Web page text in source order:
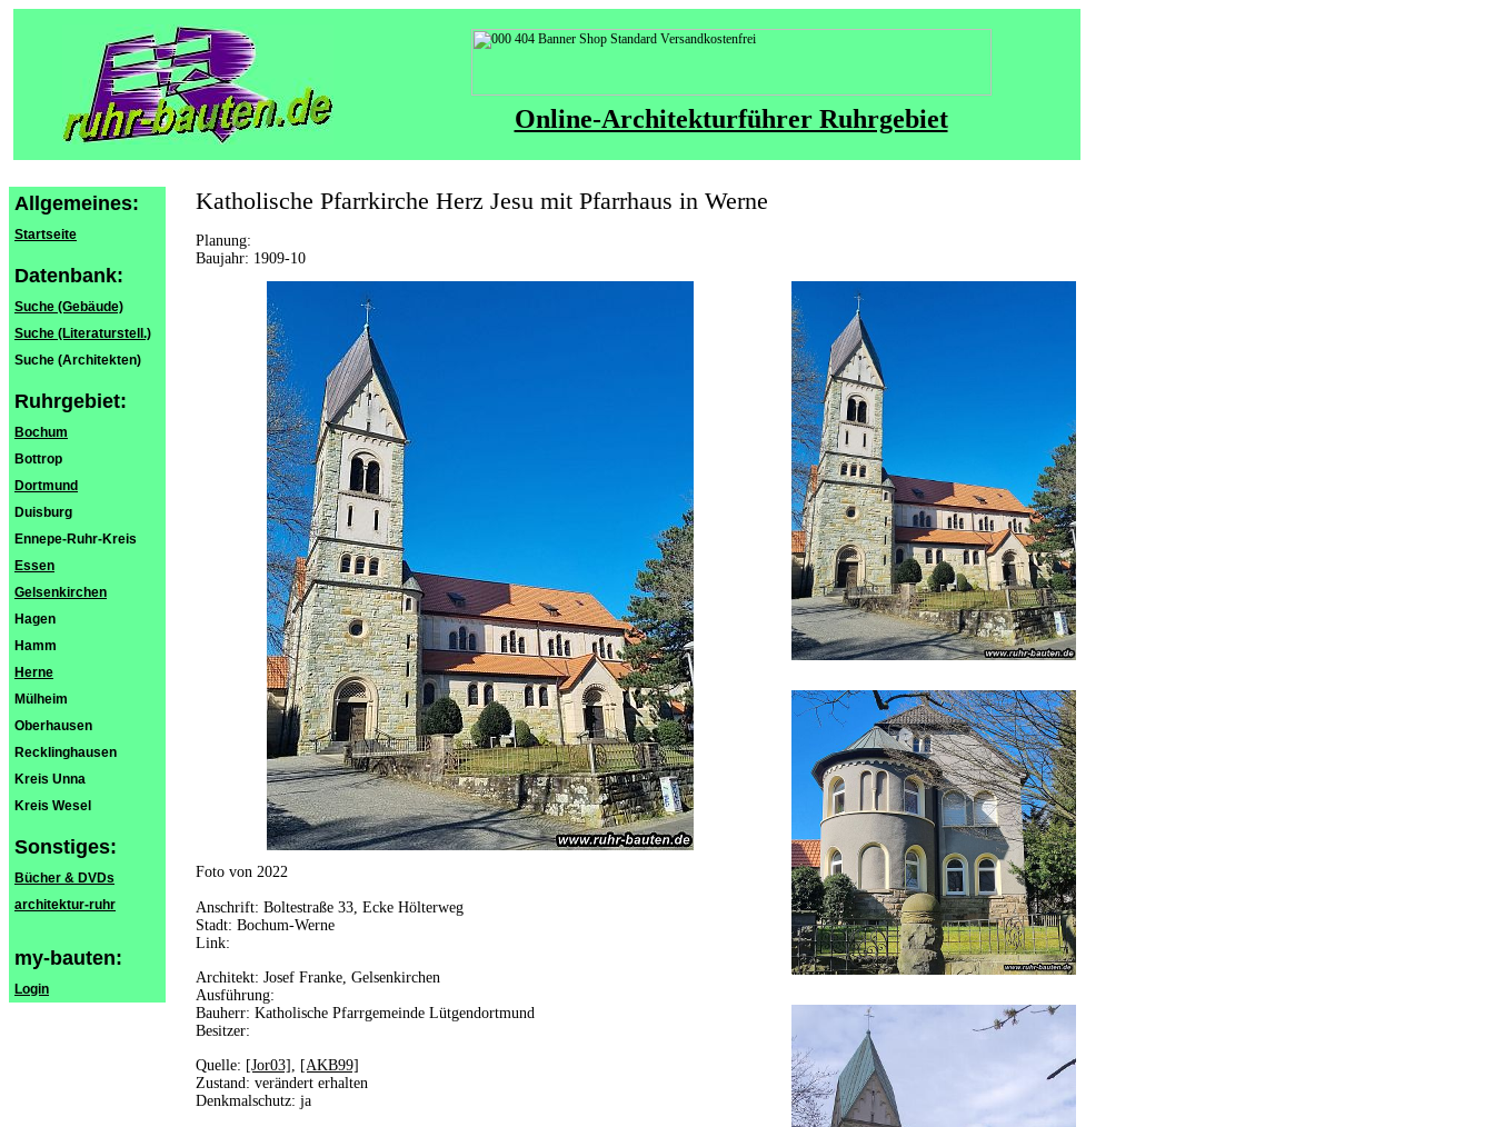
Online-Architekturführer Ruhrgebiet
Allgemeines:
Startseite
Datenbank:
Suche (Gebäude)
Suche (Literaturstell.)
Suche (Architekten)
Ruhrgebiet:
Bochum
Bottrop
Dortmund
Duisburg
Ennepe-Ruhr-Kreis
Essen
Gelsenkirchen
Hagen
Hamm
Herne
Mülheim
Oberhausen
Recklinghausen
Kreis Unna
Kreis Wesel
Sonstiges:
Bücher & DVDs
architektur-ruhr
my-bauten:
Login
Katholische Pfarrkirche Herz Jesu mit Pfarrhaus in Werne
Planung:
Baujahr: 1909-10
Foto von 2022
Anschrift: Boltestraße 33, Ecke Hölterweg
Stadt: Bochum-Werne
Link:
Architekt: Josef Franke, Gelsenkirchen
Ausführung:
Bauherr: Katholische Pfarrgemeinde Lütgendortmund
Besitzer:
Quelle: [Jor03] , [AKB99]
Zustand: verändert erhalten
Denkmalschutz: ja